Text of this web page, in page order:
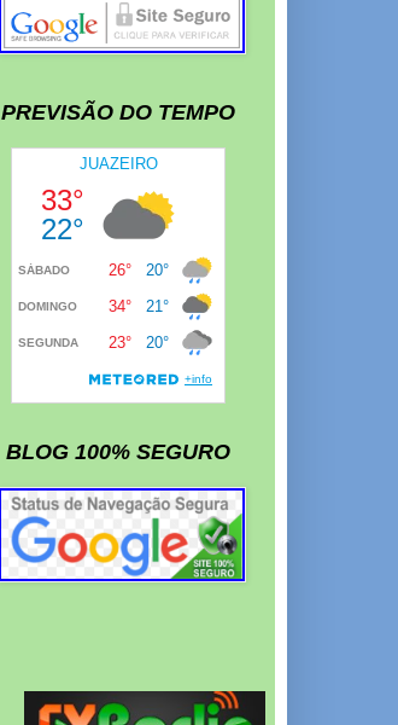
PREVISÃO DO TEMPO
BLOG 100% SEGURO